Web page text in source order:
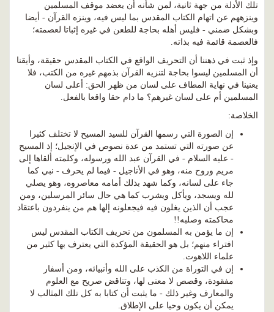
تلك الأدلة من جهة ثانية، لمن شأنه أن يعضد موقف المسلمين
وينزههم عن اتهام الكتاب المقدس بما ليس فيه، وينزه القرآن - أيضا
وبشكل ضمني - فليس أهله بحاجة للطعن في غيره إثباتا لعصمته؛
فالعصمة قائمة فيه بذاته.
وإذ ثبت في ذهننا أن التحريف الواقع في الكتاب المقدس حقيقة، وأيقنا
أن المسلمين ليسوا بحاجة لتنزيه القرآن بذمهم غيره من الكتب، فلا
يعنينا في نهاية المطاف على لسان من ظهر الحق: أعلى لسان
المسلمين أم على لسان غيرهم؟ ما دام حقا واقعا بالفعل.
الخلاصة:
إن الصورة التي رسمها القرآن للسيد المسيح لا تختلف كثيرا
عن صورته التي تستمد من عدة نصوص في الإنجيل؛ إذ المسيح
- عليه السلام - في القرآن عبد الله ورسوله، وكلمته ألقاها إلى
مريم وروح منه، وهو في الأناجيل - فيما لم يحرف - نبي كما
جاء على لسانه، وكما شهد بذلك أمامه معاصروه، وهو يصلي
لله ويسجد، ويأكل ويشرب كما هي حال سائر المرسلين، ومن
عجب أن الذين يغلون فيه فيجعلونه إلها هم من ينفردون باعتقاد
محاكمته وصلبه!!
إن ما يؤمن به المسلمون من تحريف الكتاب المقدس ليس
افتراء منهم؛ بل هو الحقيقة المؤكدة التي يعترف بها كثير من
علماء اللاهوت.
إن في التوراة من الكذب على الله وأنبيائه، ومن أسفار
مفقودة، وقصص لا معنى لها، وتناقض صريح مع العلوم
والمعارف وغير ذلك - ما يثبت أن كتابا به كل تلك المثالب لا
يمكن أن يكون وحيا على الإطلاق.